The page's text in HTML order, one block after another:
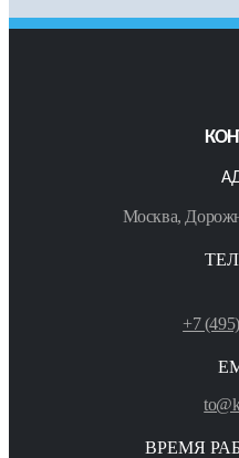
Москва,
+7
ВРЕМЯ